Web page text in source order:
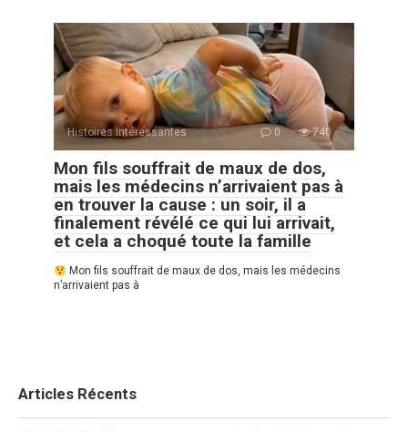
Histoires Intéressantes 0 740
Mon fils souffrait de maux de dos,
mais les médecins n’arrivaient pas à
en trouver la cause : un soir, il a
finalement révélé ce qui lui arrivait,
et cela a choqué toute la famille
Mon fils souffrait de maux de dos, mais les médecins
n’arrivaient pas à
Articles Récents